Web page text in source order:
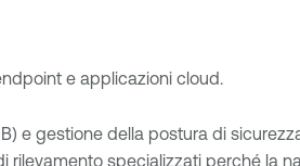
e applicazioni cloud.
e gestione della postura di
rilevamento specializzati perché la